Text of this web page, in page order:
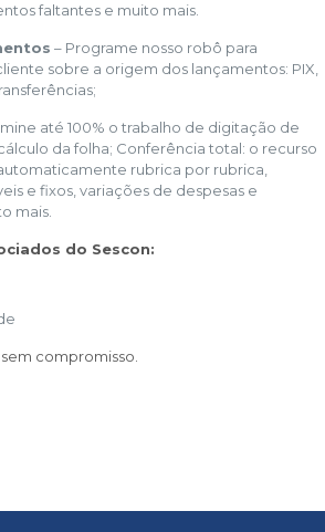
faltantes e muito mais.
– Programe nosso robô para
sobre a origem dos lançamentos: PIX,
até 100% o trabalho de digitação de
da folha; Conferência total: o recurso
rubrica por rubrica,
e fixos, variações de despesas e
mais.
do Sescon:
compromisso.